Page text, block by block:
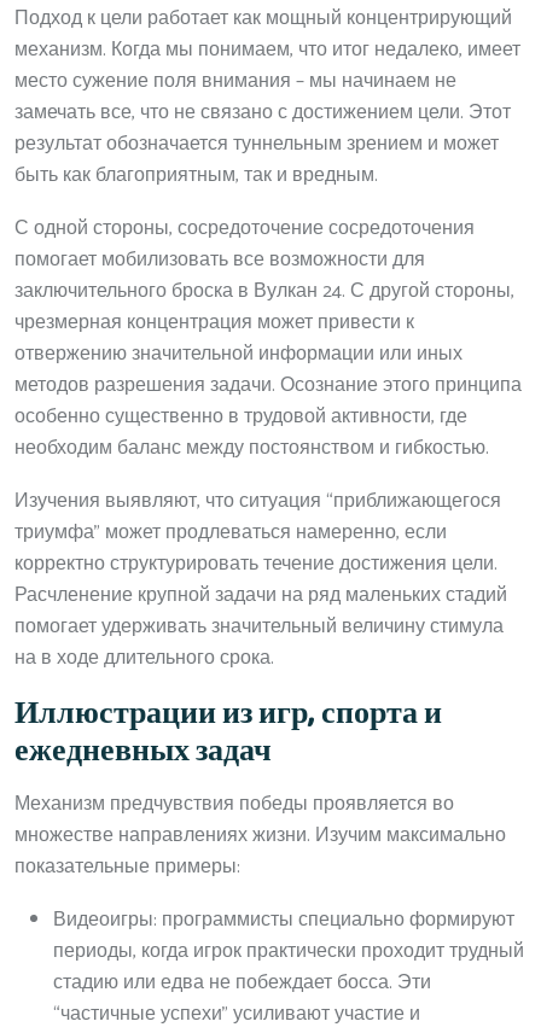
Подход к цели работает как мощный концентрирующий
механизм. Когда мы понимаем, что итог недалеко, имеет
место сужение поля внимания – мы начинаем не
замечать все, что не связано с достижением цели. Этот
результат обозначается туннельным зрением и может
быть как благоприятным, так и вредным.
С одной стороны, сосредоточение сосредоточения
помогает мобилизовать все возможности для
заключительного броска в Вулкан 24. С другой стороны,
чрезмерная концентрация может привести к
отвержению значительной информации или иных
методов разрешения задачи. Осознание этого принципа
особенно существенно в трудовой активности, где
необходим баланс между постоянством и гибкостью.
Изучения выявляют, что ситуация “приближающегося
триумфа” может продлеваться намеренно, если
корректно структурировать течение достижения цели.
Расчленение крупной задачи на ряд маленьких стадий
помогает удерживать значительный величину стимула
на в ходе длительного срока.
Иллюстрации из игр, спорта и
ежедневных задач
Механизм предчувствия победы проявляется во
множестве направлениях жизни. Изучим максимально
показательные примеры:
Видеоигры: программисты специально формируют
периоды, когда игрок практически проходит трудный
стадию или едва не побеждает босса. Эти
“частичные успехи” усиливают участие и